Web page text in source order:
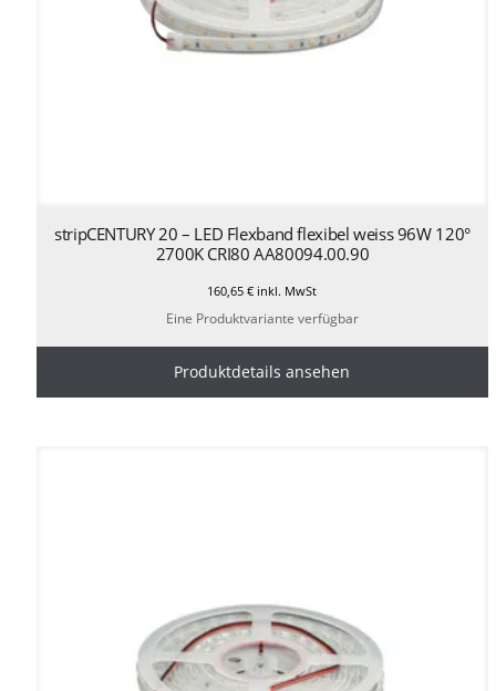
stripCENTURY 20 – LED Flexband flexibel weiss 96W 120°
2700K CRI80 AA80094.00.90
160,65€ inkl. MwSt
Eine Produktvariante verfügbar
Produktdetails ansehen